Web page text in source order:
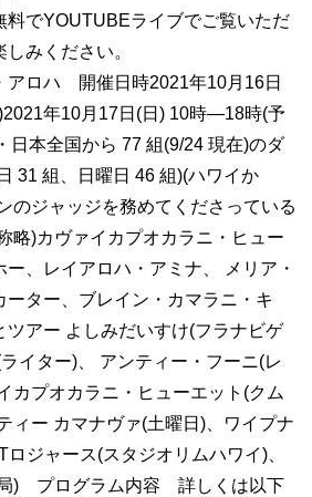
料でYOUTUBEライブでご覧いただ
みください。
ロハ 開催日時2021年10月16日
年10月17日(日) 10時―18時(予
日本全国から 77 組(9/24 現在)のダ
31 組、日曜日 46 組)(ハワイか
のジャッジを務めてくださっている
略)カヴァイカプオカラニ・ヒュー
、レイアロハ・アミナ、 メリア・
ーター、ブレイン・カマラニ・キ
ツアー よしみだいすけ(フラナビゲ
イター)、 アンティー・フーニ(レ
カプオカラニ・ヒューエット(クム
ィー カマナヴァ(土曜日)、ワイプナ
ジャース(スタジオリムハワイ)、
) プログラム内容 詳しくは以下